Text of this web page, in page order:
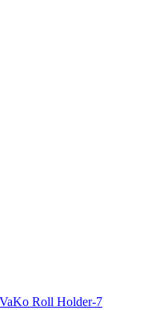
Roll Holder-7